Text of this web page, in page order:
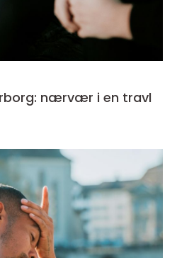
nærvær i en travl